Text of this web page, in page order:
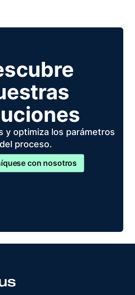
y optimiza los parámetros
del proceso.
con nosotros